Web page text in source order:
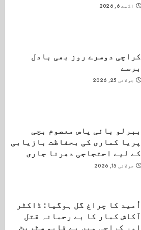
اگست 6, 2026
کراچی دوسرے روز بھی بادل
برسے
جولائی 25, 2026
ببرلو بائی پاس معصوم بچی
پریا کماری کی بحفاظت بازیابی
کے لیے احتجاجی دھرنا جاری
جولائی 15, 2026
اُمید کا چراغ گل ہوگیا: ڈاکٹر
آکاش کمار کا بے رحمانہ قتل
اور کراچی میں بے قابو سٹریٹ